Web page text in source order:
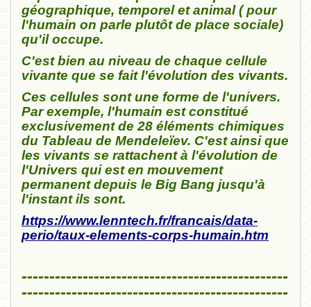
géographique, temporel et animal ( pour
l'humain on parle plutôt de place sociale)
qu'il occupe.
C'est bien au niveau de chaque cellule
vivante que se fait l'évolution des vivants.
Ces cellules sont une forme de l'univers.
Par exemple, l'humain est constitué
exclusivement de 28 éléments chimiques
du Tableau de Mendeleïev. C'est ainsi que
les vivants se rattachent à l'évolution de
l'Univers qui est en mouvement
permanent depuis le Big Bang jusqu'à
l'instant ils sont.
https://www.lenntech.fr/francais/data-
perio/taux-elements-corps-humain.htm
------------------------------------------------
------------------------------------------------